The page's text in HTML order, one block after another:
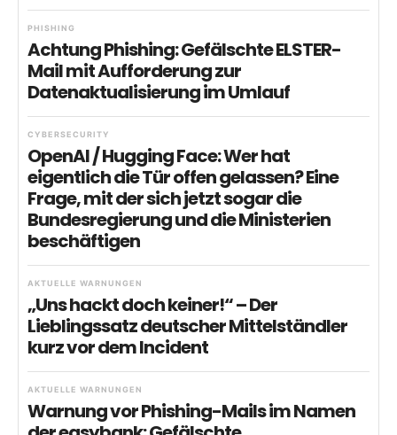
PHISHING
Achtung Phishing: Gefälschte ELSTER-
Mail mit Aufforderung zur
Datenaktualisierung im Umlauf
CYBERSECURITY
OpenAI / Hugging Face: Wer hat
eigentlich die Tür offen gelassen? Eine
Frage, mit der sich jetzt sogar die
Bundesregierung und die Ministerien
beschäftigen
AKTUELLE WARNUNGEN
„Uns hackt doch keiner!“ – Der
Lieblingssatz deutscher Mittelständler
kurz vor dem Incident
AKTUELLE WARNUNGEN
Warnung vor Phishing-Mails im Namen